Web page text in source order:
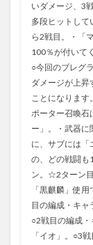
いダメージ、3
多段ヒットして
ら2戦目。・「
100％が付いて
○今回のブレグ
ダメージが上昇
ことになります
ポーター召喚石
ー」。・武器に
に、サブには
の、どの戦闘も
ン。☆2ターン
「黒麒麟」使
目の編成・キャ
○2戦目の編成・
「イオ」。○3